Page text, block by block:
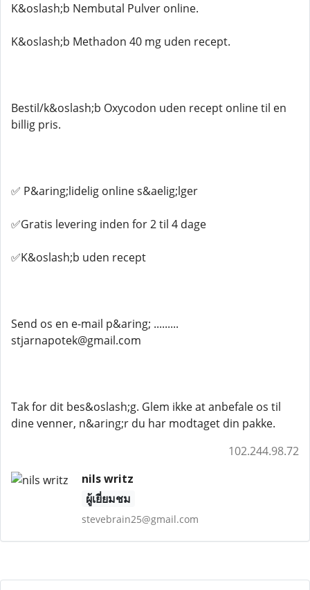
K&oslash;b Nembutal Pulver online.
K&oslash;b Methadon 40 mg uden recept.
Bestil/k&oslash;b Oxycodon uden recept online til en
billig pris.
✅ P&aring;lidelig online s&aelig;lger
✅Gratis levering inden for 2 til 4 dage
✅K&oslash;b uden recept
Send os en e-mail p&aring; .........
stjarnapotek@gmail.com
Tak for dit bes&oslash;g. Glem ikke at anbefale os til
dine venner, n&aring;r du har modtaget din pakke.
102.244.98.72
nils writz
ผู้เยี่ยมชม
stevebrain25@gmail.com